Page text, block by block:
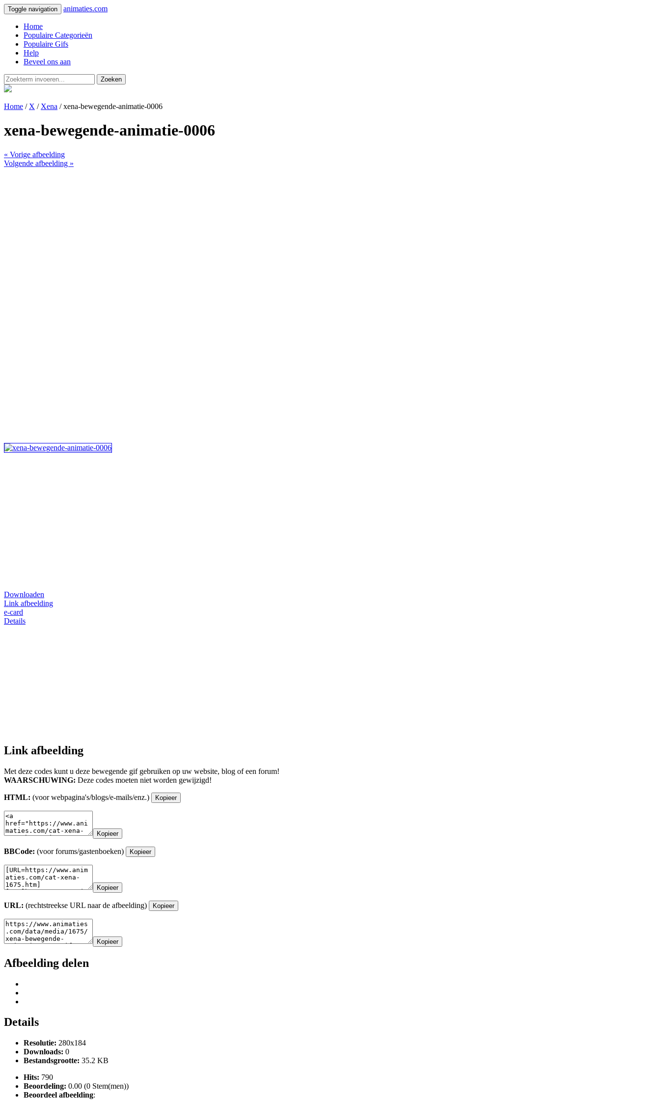
Toggle navigation animaties.com
Home
Populaire Categorieën
Populaire Gifs
Help
Beveel ons aan
Zoeken
Home / X / Xena / xena-bewegende-animatie-0006
xena-bewegende-animatie-0006
« Vorige afbeelding
Volgende afbeelding »
Downloaden
Link afbeelding
e-card
Details
Link afbeelding
Met deze codes kunt u deze bewegende gif gebruiken op uw website, blog of een forum!
WAARSCHUWING: Deze codes moeten niet worden gewijzigd!
HTML: (voor webpagina's/blogs/e-mails/enz.) Kopieer
Kopieer
BBCode: (voor forums/gastenboeken) Kopieer
Kopieer
URL: (rechtstreekse URL naar de afbeelding) Kopieer
Kopieer
Afbeelding delen
Details
Resolutie: 280x184
Downloads: 0
Bestandsgrootte: 35.2 KB
Hits: 790
Beoordeling: 0.00 (0 Stem(men))
Beoordeel afbeelding: